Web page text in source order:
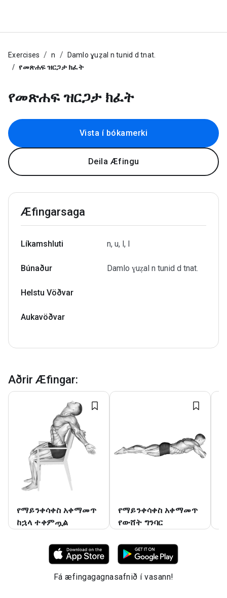
Exercises n
Damlo ɣuẓal n tunid d tnat.
የመጽሐፍ ዝርጋታ ክፈት
የመጽሐፍ ዝርጋታ ክፈት
Vista í bókamerki
Deila Æfingu
Æfingarsaga
Líkamshluti n, u, l, l
Búnaður Damlo ɣuẓal n tunid d tnat.
Helstu Vöðvar
Aukavöðvar
Aðrir Æfingar:
የማይንቀሳቀስ አቀማመጥ
ከኋላ ተቀምጧል
የማይንቀሳቀስ አቀማመጥ
የውሸት ግንባር
Fá æfingagagnasafnið í vasann!